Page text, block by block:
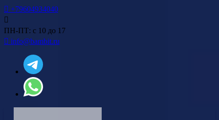
+79604934040
ПН-ПТ: с 10 до 17
info@bambit.ru